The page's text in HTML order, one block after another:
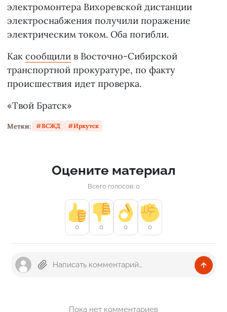
электромонтера Вихоревской дистанции
электроснабжения получили поражение
электрическим током. Оба погибли.
Как сообщили в Восточно-Сибирской
транспортной прокуратуре, по факту
происшествия идет проверка.
«Твой Братск»
Метки: ВСЖД Иркутск
Оцените материал
Всего голосов: 0
0 0 0 0
Пока нет комментариев